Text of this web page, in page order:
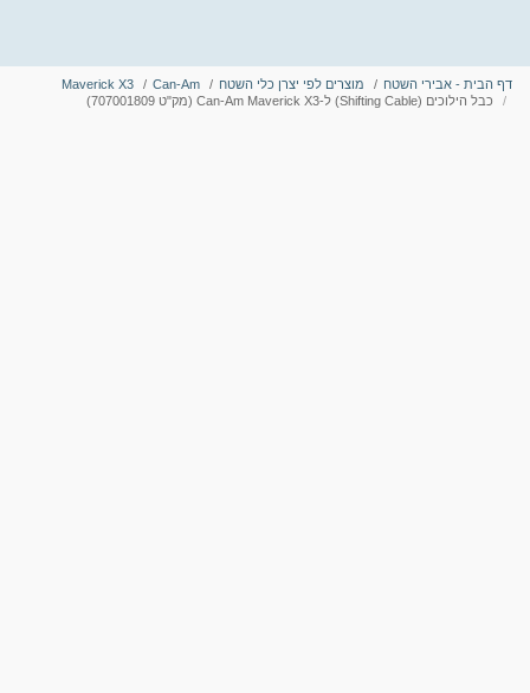
דף הבית - אבירי השטח מוצרים לפי יצרן כלי השטח Can-Am
Maverick X3
כבל הילוכים (Shifting Cable) ל-Can-Am Maverick X3 (מק"ט 707001809)